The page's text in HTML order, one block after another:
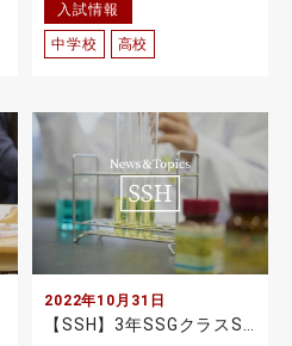
入試情報
中学校 高校
2022年10月31日